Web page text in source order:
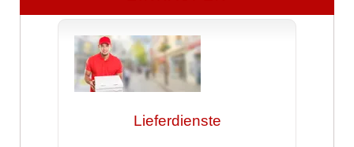
Lieferdienste